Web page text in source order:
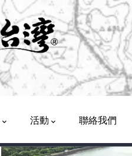
活動 聯絡我們